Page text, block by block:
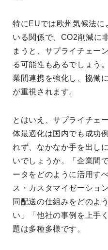
特にEUでは欧州気候法に
いる関係で、CO2削減に
まうと、サプライチェー
る可能性もあるでしょう
業間連携を強化し、協働
が重視されます。
とはいえ、サプライチェ
体最適化は国内でも成功
れず、なかなか手を出し
いでしょうか。「企業間
ータをどのように活用す
ス・カスタマイゼーショ
同配送の仕組みをどのよ
い」「他社の事例を上手
題は多種多様です。